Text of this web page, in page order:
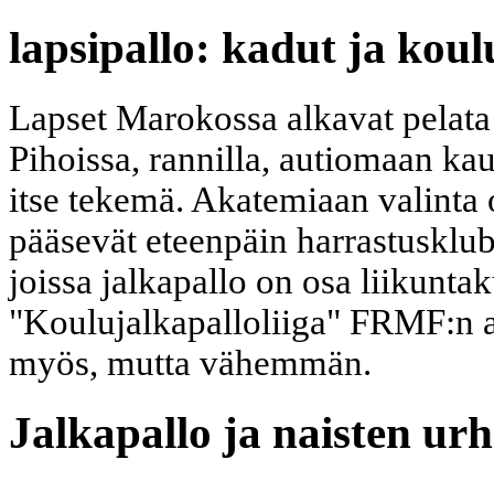
lapsipallo: kadut ja
Lapset Marokossa alkavat
Pihoissa, rannilla, autiomaan
itse tekemä. Akatemiaan
pääsevät eteenpäin
joissa jalkapallo on osa
"Koulujalkapalloliiga" FRMF:n
myös, mutta vähemmän.
Jalkapallo ja naisten